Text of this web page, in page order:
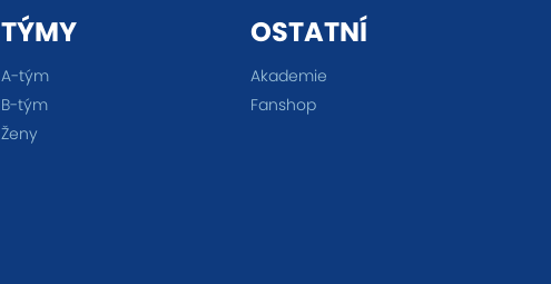
TÝMY
A-tým
B-tým
Ženy
OSTATNÍ
Akademie
Fanshop